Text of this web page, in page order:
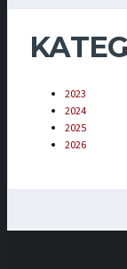
2023
2024
2025
2026